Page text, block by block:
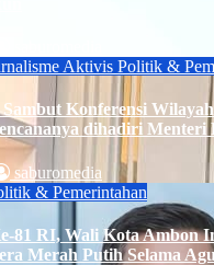
Aktivis Politik &
Konferensi
dihadiri Menteri
saburomedia
& Pemerintahan
81 RI, Wali Kota Ambon
Merah Putih Selama